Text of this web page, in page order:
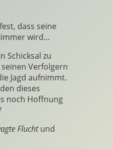
dass seine
wird…
Schicksal zu
Verfolgern
Jagd aufnimmt.
dieses
noch Hoffnung
Fluchtund